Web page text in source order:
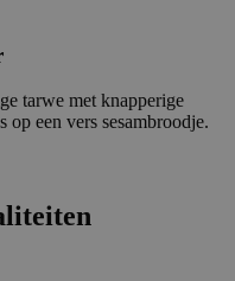
tarwe met knapperige
op een vers sesambroodje.